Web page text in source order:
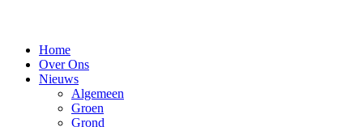
Home
Over Ons
Nieuws
Algemeen
Groen
Grond